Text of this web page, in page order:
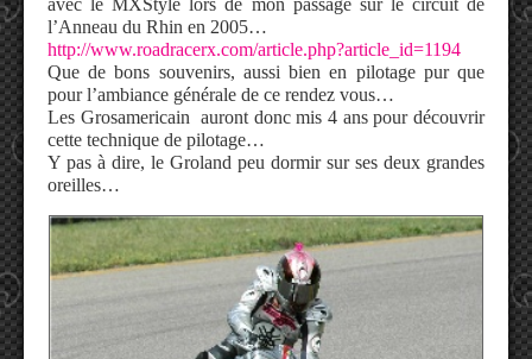
avec le MXStyle lors de mon passage sur le circuit de
l’Anneau du Rhin en 2005…
http://www.roadracerx.com/article.php?article_id=1194
Que de bons souvenirs, aussi bien en pilotage pur que
pour l’ambiance générale de ce rendez vous…
Les Grosamericain auront donc mis 4 ans pour découvrir
cette technique de pilotage…
Y pas à dire, le Groland peu dormir sur ses deux grandes
oreilles…